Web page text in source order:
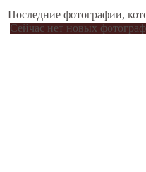
Последние фотографии,
Сейчас нет новых